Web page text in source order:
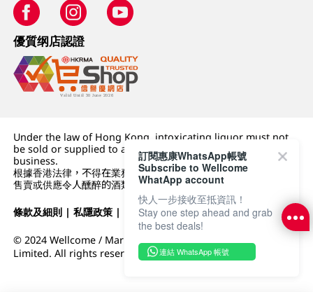
優質纲店認證
Under the law of Hong Kong, intoxicating liquor must not
be sold or supplied to a minor (under 18) in the course of
business.
根據香港法律，不得在業務過程中，向未成年人 (18 歲以下人士)
售賣或供應令人醺醉的酒類。
條款及細則 |私隱政策 | DFI零售集團
© 2024 Wellcome / Market Place. The Dairy Farm Company
Limited. All rights reserved.
訂閱惠康WhatsApp帳號
Subscribe to Wellcome
WhatApp account
快人一步接收至抵資訊！
Stay one step ahead and grab
the best deals!
連結 WhatsApp 帳號